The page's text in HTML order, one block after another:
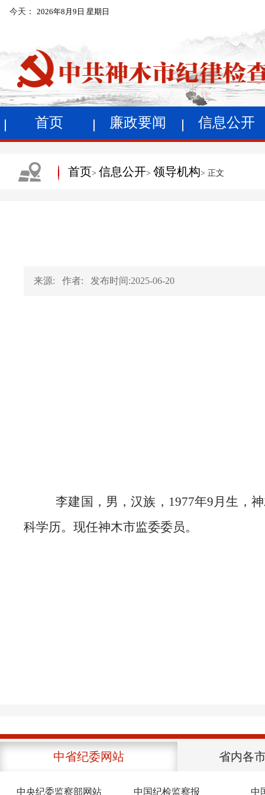
今天： 2026年8月9日 星期日
首页 廉政要闻 信息公开
首页> 信息公开> 领导机构> 正文
来源: 作者: 发布时间:2025-06-20
李建国，男，汉族，1977年9月生，
科学历。现任神木市监委委员。
中省纪委网站 省内各
中央纪委监察部网站 中国纪检监察报 中